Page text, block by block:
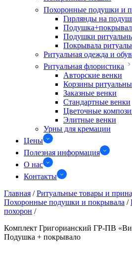
Похоронные подушки и
Гирлянды на
Подушки
Покрывала
Ритуальная одежда и
Ритуальная флористика
Авторские венки
Корзины
Заказные венки
Стандартные венки
Цветочные
Элитные венки
Урны для кремации
Цены
Полезная информация
О нас
Контакты
Главная / Ритуальные товары и
Похоронные подушки и покрывала /
похорон /
Комплект Григорианский ГР-ПВ
Подушка + покрывало